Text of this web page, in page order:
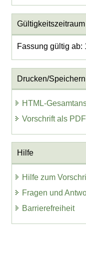
Gültigkeitszeitraum
Fassung gültig ab:
Drucken/Speichern
HTML-
Vorschrift als PDF
Hilfe
Hilfe zum
Fragen und
Barrierefreiheit